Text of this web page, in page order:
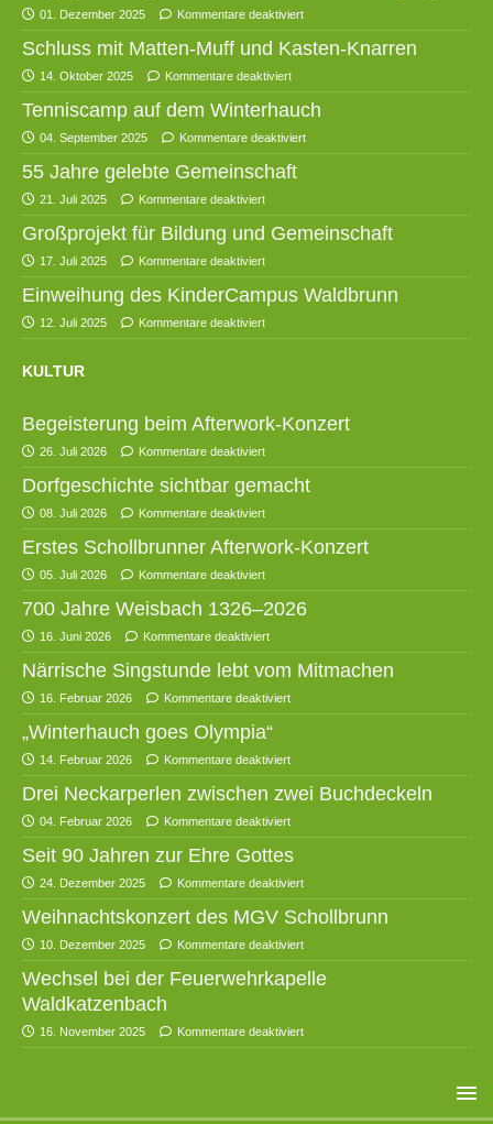
01. Dezember 2025 Kommentare deaktiviert
Schluss mit Matten-Muff und Kasten-Knarren
14. Oktober 2025 Kommentare deaktiviert
Tenniscamp auf dem Winterhauch
04. September 2025 Kommentare deaktiviert
55 Jahre gelebte Gemeinschaft
21. Juli 2025 Kommentare deaktiviert
Großprojekt für Bildung und Gemeinschaft
17. Juli 2025 Kommentare deaktiviert
Einweihung des KinderCampus Waldbrunn
12. Juli 2025 Kommentare deaktiviert
KULTUR
Begeisterung beim Afterwork-Konzert
26. Juli 2026 Kommentare deaktiviert
Dorfgeschichte sichtbar gemacht
08. Juli 2026 Kommentare deaktiviert
Erstes Schollbrunner Afterwork-Konzert
05. Juli 2026 Kommentare deaktiviert
700 Jahre Weisbach 1326–2026
16. Juni 2026 Kommentare deaktiviert
Närrische Singstunde lebt vom Mitmachen
16. Februar 2026 Kommentare deaktiviert
„Winterhauch goes Olympia“
14. Februar 2026 Kommentare deaktiviert
Drei Neckarperlen zwischen zwei Buchdeckeln
04. Februar 2026 Kommentare deaktiviert
Seit 90 Jahren zur Ehre Gottes
24. Dezember 2025 Kommentare deaktiviert
Weihnachtskonzert des MGV Schollbrunn
10. Dezember 2025 Kommentare deaktiviert
Wechsel bei der Feuerwehrkapelle
Waldkatzenbach
16. November 2025 Kommentare deaktiviert